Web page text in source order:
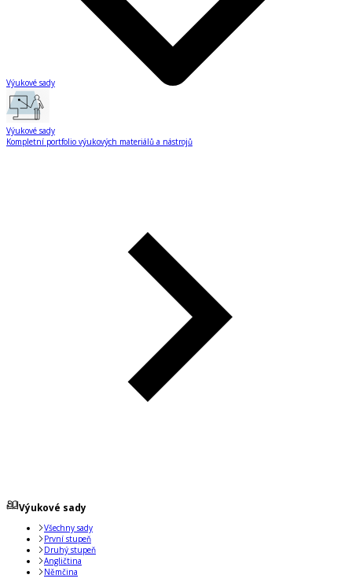
Výukové sady
Výukové sady
Kompletní portfolio výukových materiálů a nástrojů
Výukové sady
Všechny sady
První stupeň
Druhý stupeň
Angličtina
Němčina